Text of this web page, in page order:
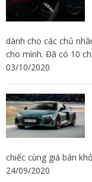
dành cho các chủ
cho mình. Đã có 10
03/10/2020
chiếc cùng giá bán
24/09/2020